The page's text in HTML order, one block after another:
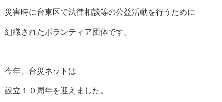
災害時に台東区で法律相談等の公益活動を行うために
組織されたボランティア団体です。
今年、台災ネットは
設立１０周年を迎えました。